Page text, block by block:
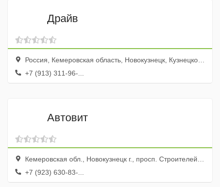
Драйв
Россия, Кемеровская область, Новокузнецк, Кузнецкое шоссе, 31
+7 (913) 311-96-...
Автовит
Кемеровская обл., Новокузнецк г., просп. Строителей, 3к
+7 (923) 630-83-...